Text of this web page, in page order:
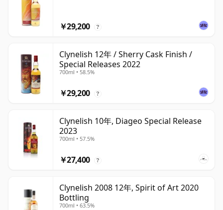
￥29,200 ?
Clynelish 12年 / Sherry Cask Finish /
Special Releases 2022
700ml • 58.5%
￥29,200 ?
Clynelish 10年, Diageo Special Release
2023
700ml • 57.5%
￥27,400 ?
Clynelish 2008 12年, Spirit of Art 2020
Bottling
700ml • 63.5%